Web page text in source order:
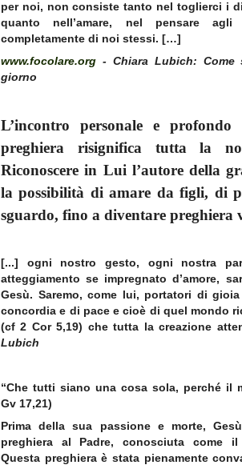
per noi, non consiste tanto nel toglierci i
quanto nell’amare, nel pensare agli
completamente di noi stessi. […]
www.focolare.org - Chiara Lubich:
giorno
L’incontro personale e
preghiera risignifica tutta la
Riconoscere in Lui l’autore della
la possibilità di amare da figli, di
sguardo, fino a diventare preghiera
[...] ogni nostro gesto, ogni nostra
atteggiamento se impregnato d’amore,
Gesù. Saremo, come lui, portatori di
concordia e di pace e cioè di quel mondo
(cf 2 Cor 5,19) che tutta la creazione
Lubich
“Che tutti siano una cosa sola, perché il
Gv 17,21)
Prima della sua passione e morte,
preghiera al Padre, conosciuta come
Questa preghiera è stata pienamente